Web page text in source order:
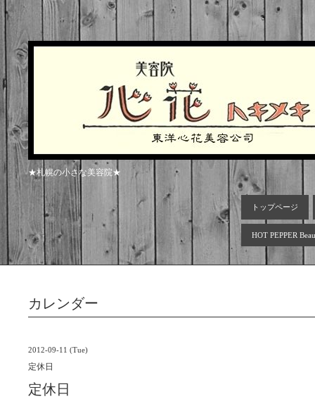
★札幌の小さな美容院★
トップページ
HOT PEPPER
カレンダー
2012-09-11 (Tue)
定休日
定休日